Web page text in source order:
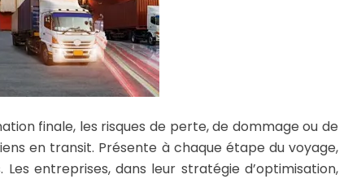
finale, les risques de perte, de dommage ou de
en transit. Présente à chaque étape du voyage,
entreprises, dans leur stratégie d’optimisation,